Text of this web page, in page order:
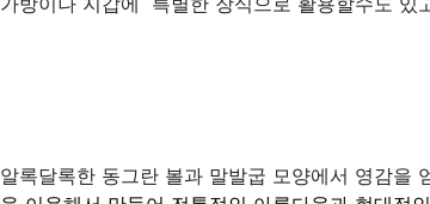
알록달록한 동그란 볼과 말발굽 모양에서 영감을